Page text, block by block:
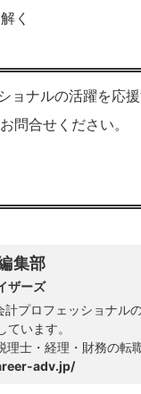
く
ョナルの活躍を応
問合せください。
集部
ザーズ
計プロフェッショナル
ています。
士・経理・財務の転
adv.jp/